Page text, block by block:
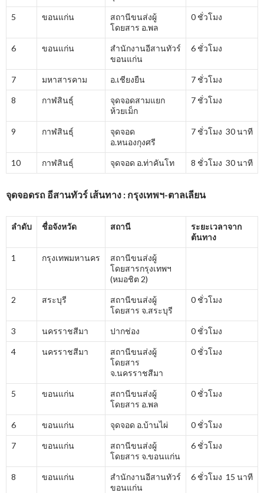
5 ขอนแก่น
สถานีขนส่งผู้
โดยสาร อ.พล
0 ชั่วโมง
6 ขอนแก่น
สำนักงานอีสานทัวร์
ขอนแก่น
6 ชั่วโมง
7 มหาสารคาม อ.เชียงยืน 7 ชั่วโมง
8 กาฬสินธุ์
จุดจอดสามแยก
ห้วยเม็ก
7 ชั่วโมง
9 กาฬสินธุ์
จุดจอด
อ.หนองกุงศรี
7 ชั่วโมง 30 นาที
10 กาฬสินธุ์ จุดจอด อ.ท่าคันโท 8 ชั่วโมง 30 นาที
จุดจอดรถ อีสานทัวร์ เส้นทาง : กรุงเทพฯ-ตาลเลียน
ลำดับ ชื่อจังหวัด สถานี
ระยะเวลาจาก
ต้นทาง
1 กรุงเทพมหานคร
สถานีขนส่งผู้
โดยสารกรุงเทพฯ
(หมอชิต 2)
2 สระบุรี
สถานีขนส่งผู้
โดยสาร จ.สระบุรี
0 ชั่วโมง
3 นครราชสีมา ปากช่อง 0 ชั่วโมง
4 นครราชสีมา
สถานีขนส่งผู้
โดยสาร
จ.นครราชสีมา
0 ชั่วโมง
5 ขอนแก่น
สถานีขนส่งผู้
โดยสาร อ.พล
0 ชั่วโมง
6 ขอนแก่น จุดจอด อ.บ้านไผ่ 0 ชั่วโมง
7 ขอนแก่น
สถานีขนส่งผู้
โดยสาร จ.ขอนแก่น
6 ชั่วโมง
8 ขอนแก่น
สำนักงานอีสานทัวร์
ขอนแก่น
6 ชั่วโมง 15 นาที